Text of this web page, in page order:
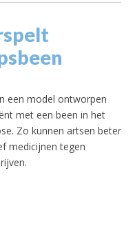
een model ontworpen
met een been in het
Zo kunnen artsen beter
medicijnen tegen